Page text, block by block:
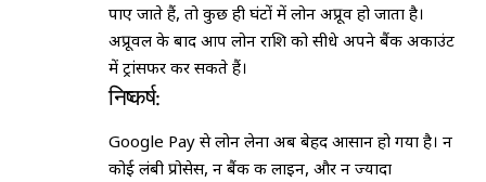
पाए जाते हैं, तो कुछ ही घंटों में लोन अप्रूव हो जाता है।
अप्रूवल के बाद आप लोन राशि को सीधे अपने बैंक अकाउंट
में ट्रांसफर कर सकते हैं।
निष्कर्ष:
Google Pay से लोन लेना अब बेहद आसान हो गया है। न
कोई लंबी प्रोसेस, न बैंक की लाइन, और न ज्यादा